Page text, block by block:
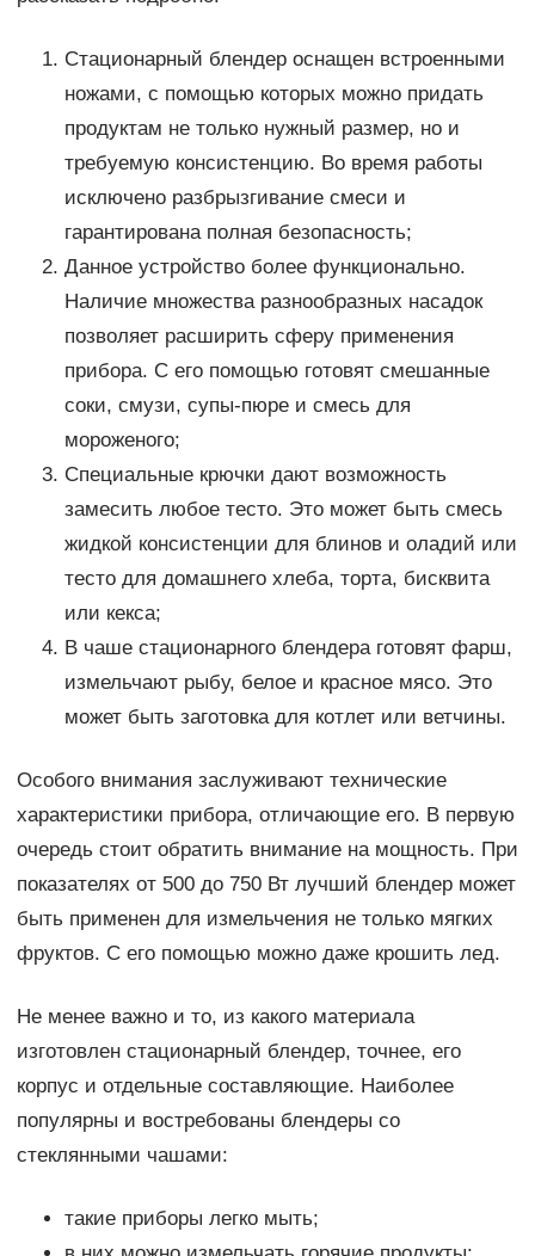
Стационарный блендер оснащен встроенными
ножами, с помощью которых можно придать
продуктам не только нужный размер, но и
требуемую консистенцию. Во время работы
исключено разбрызгивание смеси и
гарантирована полная безопасность;
Данное устройство более функционально.
Наличие множества разнообразных насадок
позволяет расширить сферу применения
прибора. С его помощью готовят смешанные
соки, смузи, супы-пюре и смесь для
мороженого;
Специальные крючки дают возможность
замесить любое тесто. Это может быть смесь
жидкой консистенции для блинов и оладий или
тесто для домашнего хлеба, торта, бисквита
или кекса;
В чаше стационарного блендера готовят фарш,
измельчают рыбу, белое и красное мясо. Это
может быть заготовка для котлет или ветчины.
Особого внимания заслуживают технические
характеристики прибора, отличающие его. В первую
очередь стоит обратить внимание на мощность. При
показателях от 500 до 750 Вт лучший блендер может
быть применен для измельчения не только мягких
фруктов. С его помощью можно даже крошить лед.
Не менее важно и то, из какого материала
изготовлен стационарный блендер, точнее, его
корпус и отдельные составляющие. Наиболее
популярны и востребованы блендеры со
стеклянными чашами:
такие приборы легко мыть;